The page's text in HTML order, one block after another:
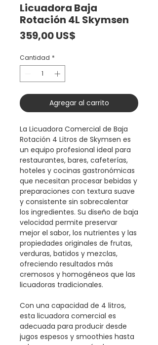
Licuadora Baja
Rotación 4L Skymsen
359,00 US$
Cantidad *
Agregar al carrito
La Licuadora Comercial de Baja
Rotación 4 Litros de Skymsen es
un equipo profesional ideal para
restaurantes, bares, cafeterías,
hoteles y cocinas gastronómicas
que necesitan procesar bebidas y
preparaciones con textura suave
y consistente sin sobrecalentar
los ingredientes. Su diseño de baja
velocidad permite preservar
mejor el sabor, los nutrientes y las
propiedades originales de frutas,
verduras, batidos y mezclas,
ofreciendo resultados más
cremosos y homogéneos que las
licuadoras tradicionales.
Con una capacidad de 4 litros,
esta licuadora comercial es
adecuada para producir desde
jugos espesos y smoothies hasta